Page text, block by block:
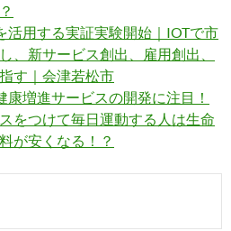
活用する実証実験開始｜IOTで市
、新サービス創出、雇用創出、
す｜会津若松市
増進サービスの開発に注目！
をつけて毎日運動する人は生命
が安くなる！？